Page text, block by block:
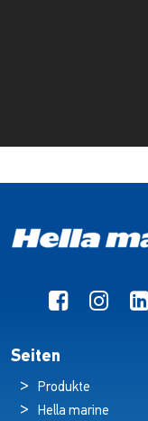
Seiten
Produkte
Hella marine